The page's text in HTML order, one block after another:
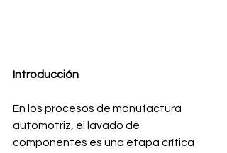
Introducción
En los procesos de manufactura
automotriz, el lavado de
componentes es una etapa crítica